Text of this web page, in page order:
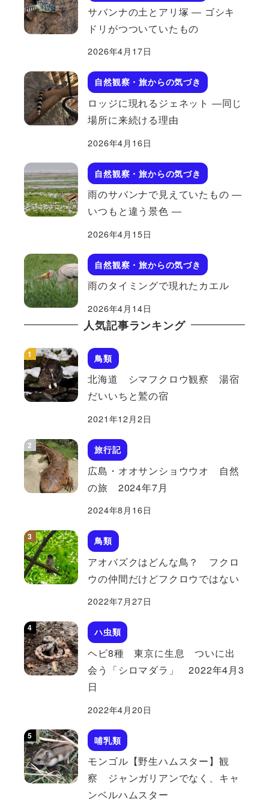
サバンナの土とアリ塚 ― ゴシキ
ドリがつついていたもの
2026年4月17日
自然観察・旅からの気づき
ロッジに現れるジェネット ―同じ
場所に来続ける理由
2026年4月16日
自然観察・旅からの気づき
雨のサバンナで見えていたもの ―
いつもと違う景色 ―
2026年4月15日
自然観察・旅からの気づき
雨のタイミングで現れたカエル
2026年4月14日
人気記事ランキング
鳥類
北海道 シマフクロウ観察 湯宿
だいいちと鷲の宿
2021年12月2日
旅行記
広島・オオサンショウウオ 自然
の旅 2024年7月
2024年8月16日
鳥類
アオバズクはどんな鳥？ フクロ
ウの仲間だけどフクロウではない
2022年7月27日
ハ虫類
ヘビ8種 東京に生息 ついに出
会う「シロマダラ」 2022年4月3
日
2022年4月20日
哺乳類
モンゴル【野生ハムスター】観
察 ジャンガリアンでなく、キャ
ンベルハムスター